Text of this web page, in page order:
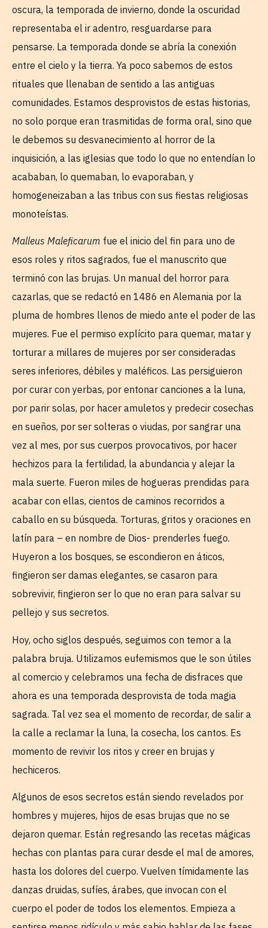
oscura, la temporada de invierno, donde la oscuridad
representaba el ir adentro, resguardarse para
pensarse. La temporada donde se abría la conexión
entre el cielo y la tierra. Ya poco sabemos de estos
rituales que llenaban de sentido a las antiguas
comunidades. Estamos desprovistos de estas historias,
no solo porque eran trasmitidas de forma oral, sino que
le debemos su desvanecimiento al horror de la
inquisición, a las iglesias que todo lo que no entendían lo
acababan, lo quemaban, lo evaporaban, y
homogeneizaban a las tribus con sus fiestas religiosas
monoteístas.
Malleus Maleficarum fue el inicio del fin para uno de
esos roles y ritos sagrados, fue el manuscrito que
terminó con las brujas. Un manual del horror para
cazarlas, que se redactó en 1486 en Alemania por la
pluma de hombres llenos de miedo ante el poder de las
mujeres. Fue el permiso explícito para quemar, matar y
torturar a millares de mujeres por ser consideradas
seres inferiores, débiles y maléficos. Las persiguieron
por curar con yerbas, por entonar canciones a la luna,
por parir solas, por hacer amuletos y predecir cosechas
en sueños, por ser solteras o viudas, por sangrar una
vez al mes, por sus cuerpos provocativos, por hacer
hechizos para la fertilidad, la abundancia y alejar la
mala suerte. Fueron miles de hogueras prendidas para
acabar con ellas, cientos de caminos recorridos a
caballo en su búsqueda. Torturas, gritos y oraciones en
latín para – en nombre de Dios- prenderles fuego.
Huyeron a los bosques, se escondieron en áticos,
fingieron ser damas elegantes, se casaron para
sobrevivir, fingieron ser lo que no eran para salvar su
pellejo y sus secretos.
Hoy, ocho siglos después, seguimos con temor a la
palabra bruja. Utilizamos eufemismos que le son útiles
al comercio y celebramos una fecha de disfraces que
ahora es una temporada desprovista de toda magia
sagrada. Tal vez sea el momento de recordar, de salir a
la calle a reclamar la luna, la cosecha, los cantos. Es
momento de revivir los ritos y creer en brujas y
hechiceros.
Algunos de esos secretos están siendo revelados por
hombres y mujeres, hijos de esas brujas que no se
dejaron quemar. Están regresando las recetas mágicas
hechas con plantas para curar desde el mal de amores,
hasta los dolores del cuerpo. Vuelven tímidamente las
danzas druidas, sufíes, árabes, que invocan con el
cuerpo el poder de todos los elementos. Empieza a